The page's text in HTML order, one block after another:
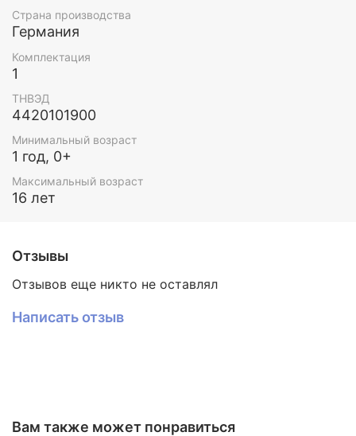
Страна производства
Германия
Комплектация
1
ТНВЭД
4420101900
Минимальный возраст
1 год, 0+
Максимальный возраст
16 лет
Отзывы
Отзывов еще никто не оставлял
Написать отзыв
Вам также может понравиться